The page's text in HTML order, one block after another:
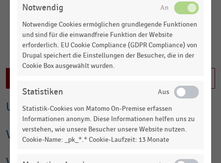
Inhalte im Tarif Business XL sichtbar. Jetzt einloggen oder
informieren
MEHR LADEN
Umsatz und Finanzkennzahlen
Vertriebsnetz
Notwendig
Notwendige Cookies ermöglichen grundlegende Funktionen
und sind für die einwandfreie Funktion der Website
erforderlich. EU Cookie Compliance (GDPR Compliance) von
Drupal speichert die Einstellungen der Besucher, die in der
Cookie Box ausgewählt wurden.
Statistiken
Statistik-Cookies von Matomo On-Premise erfassen
Informationen anonym. Diese Informationen helfen uns zu
verstehen, wie unsere Besucher unsere Website nutzen.
Cookie-Name: _pk_*.* Cookie-Laufzeit: 13 Monate